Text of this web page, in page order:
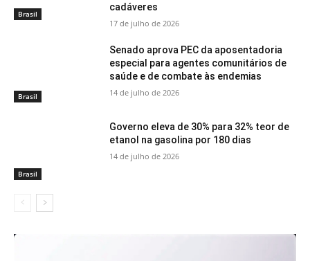
Brasil
cadáveres
17 de julho de 2026
Brasil
Senado aprova PEC da aposentadoria
especial para agentes comunitários de
saúde e de combate às endemias
14 de julho de 2026
Brasil
Governo eleva de 30% para 32% teor de
etanol na gasolina por 180 dias
14 de julho de 2026